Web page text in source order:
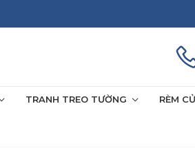
TRANH TREO TƯỜNG RÈM